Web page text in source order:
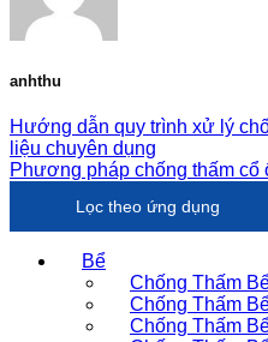
anhthu
Hướng dẫn quy trình xử lý
liệu chuyên dụng
Phương pháp chống thấm cổ
Lọc theo ứng dụng
Bể
Chống Thấm
Chống Thấm
Chống Thấm